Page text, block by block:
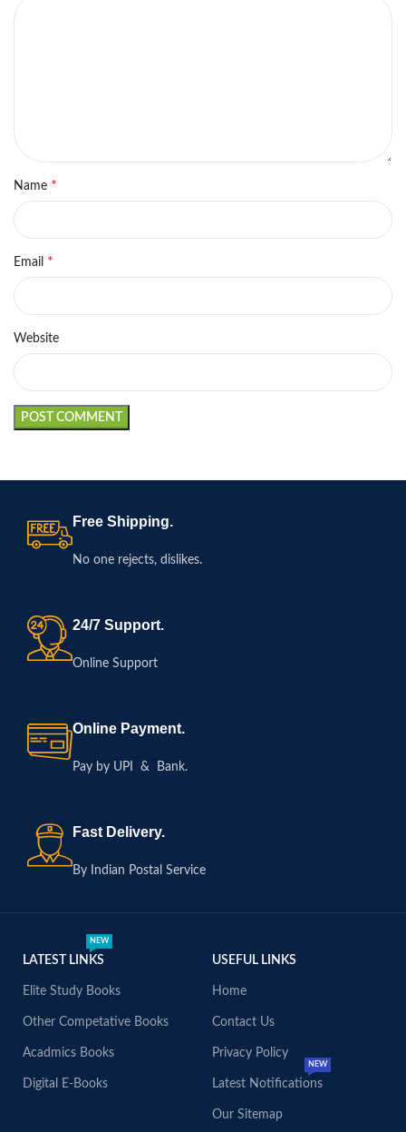
Name *
Email *
Website
Free Shipping.
No one rejects, dislikes.
24/7 Support.
Online Support
Online Payment.
Pay by UPI & Bank.
Fast Delivery.
By Indian Postal Service
LATEST LINKS
NEW
Elite Study Books
Other Competative Books
Acadmics Books
Digital E-Books
USEFUL LINKS
Home
Contact Us
Privacy Policy
Latest Notifications
NEW
Our Sitemap